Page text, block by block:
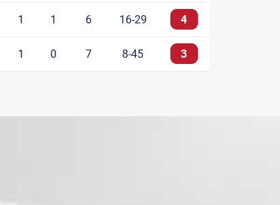
1 1 6 16-29 4
1 0 7 8-45 3